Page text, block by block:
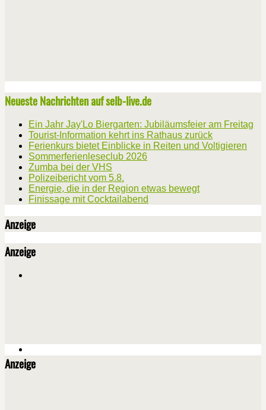
Neueste Nachrichten auf selb-live.de
Ein Jahr Jay'Lo Biergarten: Jubiläumsfeier am Freitag
Tourist-Information kehrt ins Rathaus zurück
Ferienkurs bietet Einblicke in Reiten und Voltigieren
Sommerferienleseclub 2026
Zumba bei der VHS
Polizeibericht vom 5.8.
Energie, die in der Region etwas bewegt
Finissage mit Cocktailabend
Anzeige
Anzeige
Anzeige